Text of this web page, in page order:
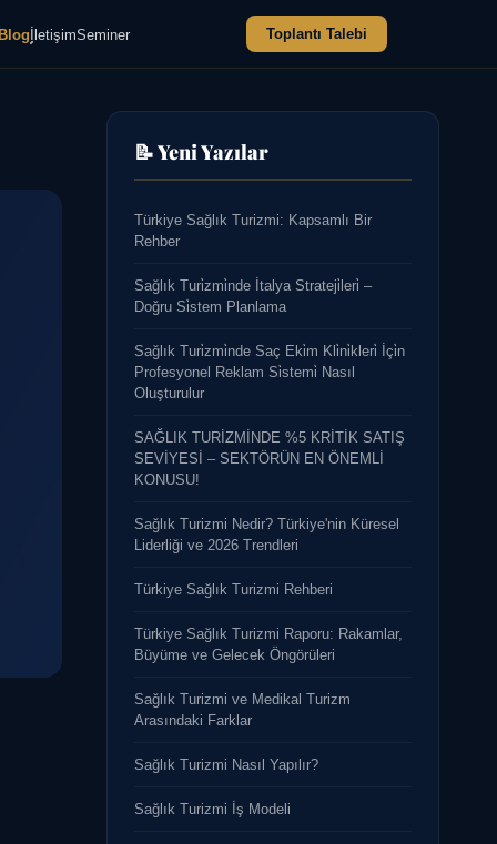
İletişimSeminer Toplantı Talebi
📝 Yeni Yazılar
Türkiye Sağlık Turizmi: Kapsamlı Bir
Rehber
Sağlık Turi̇zmi̇nde İtalya Strateji̇leri̇ –
Doğru Si̇stem Planlama
Sağlık Turi̇zmi̇nde Saç Eki̇m Kli̇ni̇kleri̇ İçi̇n
Profesyonel Reklam Si̇stemi̇ Nasıl
Oluşturulur
SAĞLIK TURİZMİNDE %5 KRİTİK SATIŞ
SEVİYESİ – SEKTÖRÜN EN ÖNEMLİ
KONUSU!
Sağlık Turizmi Nedir? Türkiye'nin Küresel
Liderliği ve 2026 Trendleri
Türkiye Sağlık Turizmi Rehberi
Türkiye Sağlık Turizmi Raporu: Rakamlar,
Büyüme ve Gelecek Öngörüleri
Sağlık Turizmi ve Medikal Turizm
Arasındaki Farklar
Sağlık Turizmi Nasıl Yapılır?
Sağlık Turizmi İş Modeli